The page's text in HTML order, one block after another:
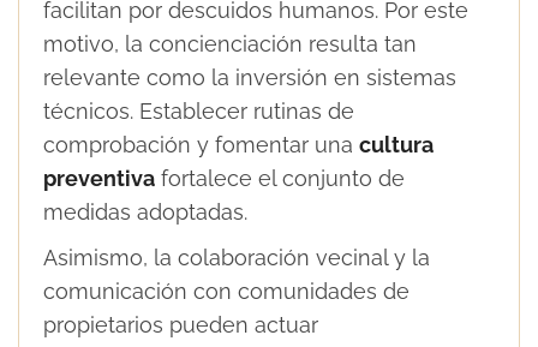
facilitan por descuidos humanos. Por este
motivo, la concienciación resulta tan
relevante como la inversión en sistemas
técnicos. Establecer rutinas de
comprobación y fomentar una cultura
preventiva fortalece el conjunto de
medidas adoptadas.
Asimismo, la colaboración vecinal y la
comunicación con comunidades de
propietarios pueden actuar